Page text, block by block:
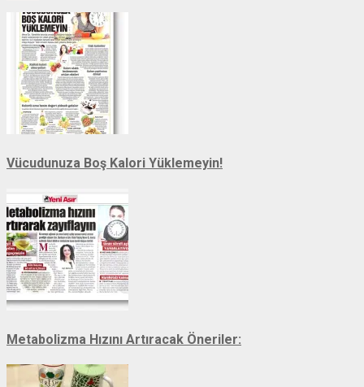
Vücudunuza Boş Kalori Yüklemeyin!
Metabolizma Hızını Artıracak Öneriler: